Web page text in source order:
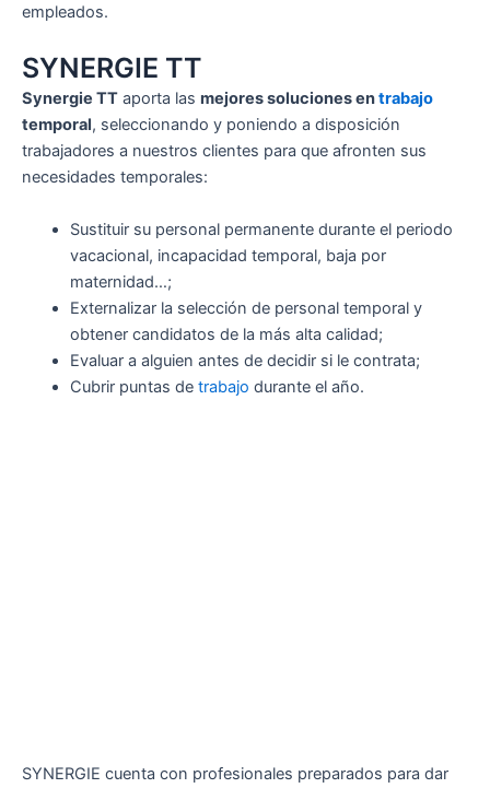
empleados.
SYNERGIE TT
Synergie TT aporta las mejores soluciones entrabajo
temporal, seleccionando y poniendo a disposición
trabajadores a nuestros clientes para que afronten sus
necesidades temporales:
Sustituir su personal permanente durante el periodo
vacacional, incapacidad temporal, baja por
maternidad…;
Externalizar la selección de personal temporal y
obtener candidatos de la más alta calidad;
Evaluar a alguien antes de decidir si le contrata;
Cubrir puntas de trabajo durante el año.
SYNERGIE cuenta con profesionales preparados para dar